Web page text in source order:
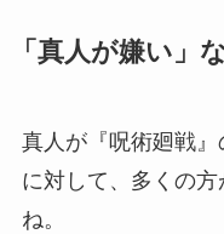
「真人が嫌い」
真人が『呪術廻戦』
に対して、多くの方
ね。